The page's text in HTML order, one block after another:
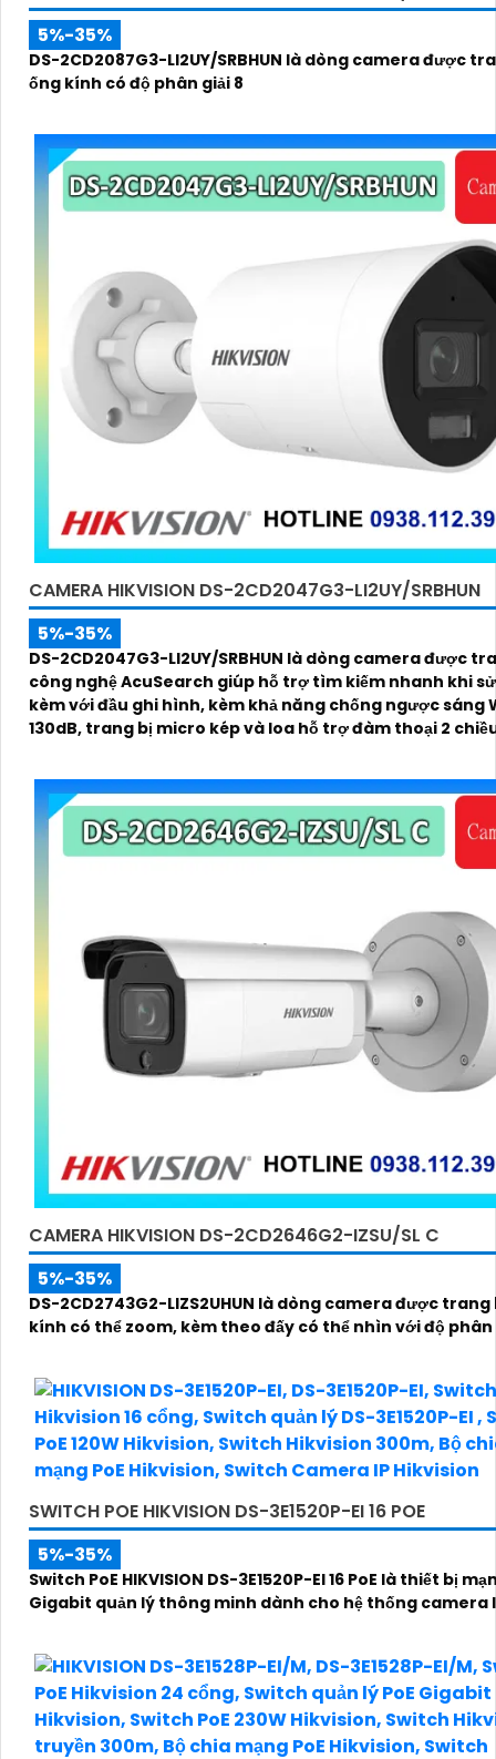
5%-35%
DS-2CD2087G3-LI2UY/SRBHUN là dòng camera được
ống kính có độ phân giải 8
CAMERA HIKVISION DS-2CD2047G3-LI2UY/SRBHUN
5%-35%
DS-2CD2047G3-LI2UY/SRBHUN là dòng camera được
công nghệ AcuSearch giúp hỗ trợ tìm kiếm nhanh khi
kèm với đầu ghi hình, kèm khả năng chống ngược sáng
130dB, trang bị micro kép và loa hỗ trợ đàm thoại 2
CAMERA HIKVISION DS-2CD2646G2-IZSU/SL C
5%-35%
DS-2CD2743G2-LIZS2UHUN là dòng camera được trang
kính có thể zoom, kèm theo đấy có thể nhìn với độ phân
SWITCH POE HIKVISION DS-3E1520P-EI 16 POE
5%-35%
Switch PoE HIKVISION DS-3E1520P-EI 16 PoE là thiết bị
Gigabit quản lý thông minh dành cho hệ thống camera